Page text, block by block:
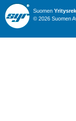
Suomen
© 2026 Suomen